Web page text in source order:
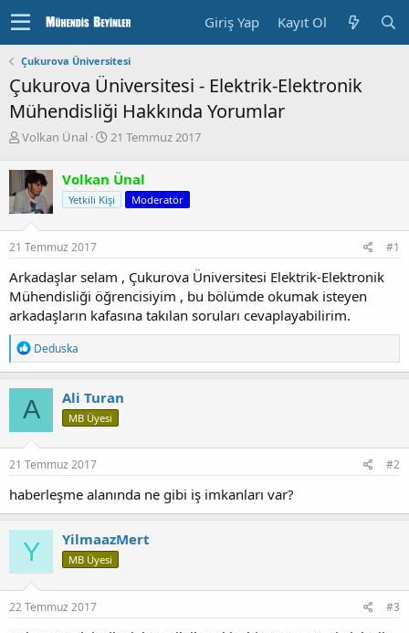
Giriş Yap Kayıt Ol
Çukurova Üniversitesi
Çukurova Üniversitesi - Elektrik-Elektronik
Mühendisliği Hakkında Yorumlar
K
n
u
y
u
b
a
a
t
a
n
Volkan Ünal
B
a
g
T
a
r
i
i
21 Temmuz 2017
Volkan Ünal
Yetkili Kişi Moderatör
21 Temmuz 2017 #1
Arkadaşlar selam , Çukurova Üniversitesi Elektrik-Elektronik
Mühendisliği öğrencisiyim , bu bölümde okumak isteyen
arkadaşların kafasına takılan soruları cevaplayabilirim.
T
e
p
k
i
e
r
:
Deduska
A Ali Turan
MB Üyesi
21 Temmuz 2017 #2
haberleşme alanında ne gibi iş imkanları var?
Y YilmaazMert
MB Üyesi
22 Temmuz 2017 #3